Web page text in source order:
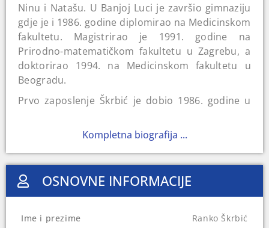
Ninu i Natašu. U Banjoj Luci je završio gimnaziju
gdje je i 1986. godine diplomirao na Medicinskom
fakultetu. Magistrirao je 1991. godine na
Prirodno-matematičkom fakultetu u Zagrebu, a
doktorirao 1994. na Medicinskom fakultetu u
Beogradu.
Prvo zaposlenje Škrbić je dobio 1986. godine u
akademsku karijeru na Medicinskom fakultetu u
Banjoj Luci kao asistent, da bi 2002. godine
postao vanredni profesor i šef Katedre za
farmakologiju. U zvanje redovnog profesora
biran je 2009. godine.
(SNSD) postao je 2006. godine ministar zdravlja i
Kompletna biografija ...
OSNOVNE INFORMACIJE
Ime i prezime Ranko Škrbić